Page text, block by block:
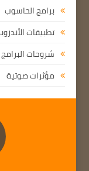
برامج الحاسوب
تطبيقات
شروحات البرامج
مؤثرات صوتية